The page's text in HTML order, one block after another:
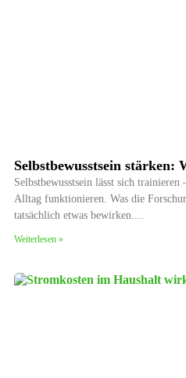
Selbstbewusstsein
Selbstbewusstsein lässt sich
Alltag funktionieren. Was die
tatsächlich etwas bewirken.
Weiterlesen »